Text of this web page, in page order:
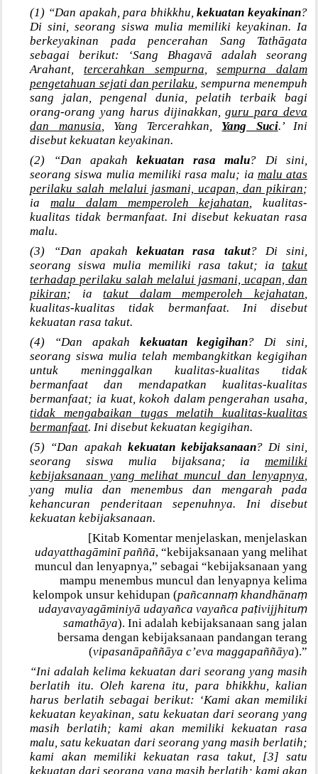
(1) “Dan apakah, para bhikkhu,kekuatan keyakinan?
Di sini, seorang siswa mulia memiliki keyakinan. Ia
berkeyakinan pada pencerahan Sang Tathāgata
sebagai berikut: ‘Sang Bhagavā adalah seorang
Arahant, tercerahkan sempurna,sempurna dalam
pengetahuan sejati dan perilaku, sempurna menempuh
sang jalan, pengenal dunia, pelatih terbaik bagi
orang-orang yang harus dijinakkan,guru para deva
dan manusia, Yang Tercerahkan, Yang Suci.’ Ini
disebut kekuatan keyakinan.
(2) “Dan apakahkekuatan rasa malu? Di sini,
seorang siswa mulia memiliki rasa malu; ia malu atas
perilaku salah melalui jasmani, ucapan, dan pikiran;
iamalu dalam memperoleh kejahatan, kualitas-
kualitas tidak bermanfaat. Ini disebut kekuatan rasa
malu.
(3) “Dan apakahkekuatan rasa takut? Di sini,
seorang siswa mulia memiliki rasa takut; ia takut
terhadap perilaku salah melalui jasmani, ucapan, dan
pikiran; iatakut dalam memperoleh kejahatan,
kualitas-kualitas tidak bermanfaat. Ini disebut
kekuatan rasa takut.
(4) “Dan apakah kekuatan kegigihan? Di sini,
seorang siswa mulia telah membangkitkan kegigihan
untuk meninggalkan kualitas-kualitas tidak
bermanfaat dan mendapatkan kualitas-kualitas
bermanfaat; ia kuat, kokoh dalam pengerahan usaha,
tidak mengabaikan tugas melatih kualitas-kualitas
bermanfaat. Ini disebut kekuatan kegigihan.
(5) “Dan apakah kekuatan kebijaksanaan? Di sini,
seorang siswa mulia bijaksana; ia memiliki
kebijaksanaan yang melihat muncul dan lenyapnya,
yang mulia dan menembus dan mengarah pada
kehancuran penderitaan sepenuhnya. Ini disebut
kekuatan kebijaksanaan.
[Kitab Komentar menjelaskan, menjelaskan
udayatthagāminī paññā, “kebijaksanaan yang melihat
muncul dan lenyapnya,” sebagai “kebijaksanaan yang
mampu menembus muncul dan lenyapnya kelima
kelompok unsur kehidupan (pañcannaṃ khandhānaṃ
udayavayagāminiyā udayañca vayañca paṭivijjhituṃ
samathāya). Ini adalah kebijaksanaan sang jalan
bersama dengan kebijaksanaan pandangan terang
(vipasanāpaññāya c’eva maggapaññāya).”
“Ini adalah kelima kekuatan dari seorang yang masih
berlatih itu. Oleh karena itu, para bhikkhu, kalian
harus berlatih sebagai berikut: ‘Kami akan memiliki
kekuatan keyakinan, satu kekuatan dari seorang yang
masih berlatih; kami akan memiliki kekuatan rasa
malu, satu kekuatan dari seorang yang masih berlatih;
kami akan memiliki kekuatan rasa takut, [3] satu
kekuatan dari seorang yang masih berlatih; kami akan